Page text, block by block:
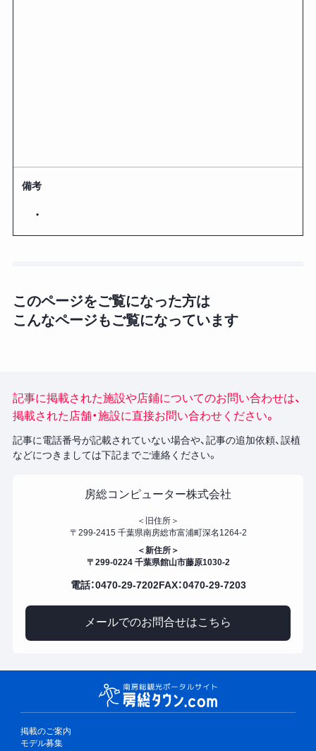
備考
・
このページをご覧になった方は
こんなページもご覧になっています
記事に掲載された施設や店鋪についてのお問い合わせは、
掲載された店舗・施設に直接お問い合わせください。
記事に電話番号が記載されていない場合や、記事の追加依頼、誤植
などにつきましては下記までご連絡ください。
房総コンピューター株式会社
＜旧住所＞
〒299-2415 千葉県南房総市富浦町深名1264-2
＜新住所＞
〒299-0224 千葉県館山市藤原1030-2
電話：0470-29-7202FAX：0470-29-7203
メールでのお問合せはこちら
掲載のご案内
モデル募集